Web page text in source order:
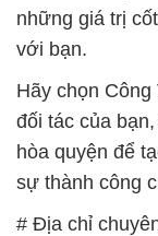
những giá trị
với bạn.
Hãy chọn
đối tác của
hòa quyện để
sự thành công
# Địa chỉ